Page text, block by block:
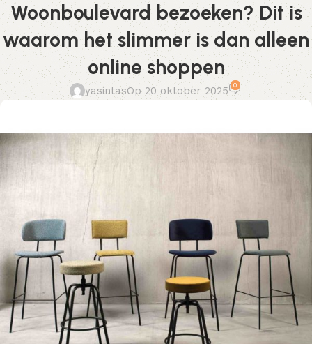
Woonboulevard bezoeken? Dit is
waarom het slimmer is dan alleen
online shoppen
yasintasOp 20 oktober 2025 0